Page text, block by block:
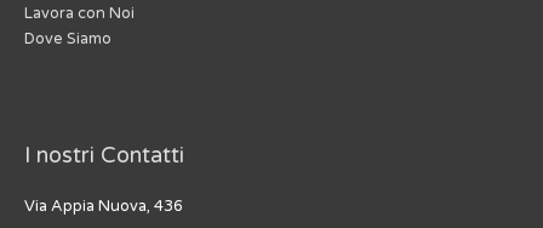
Lavora con Noi
Dove Siamo
I nostri Contatti
Via Appia Nuova, 436